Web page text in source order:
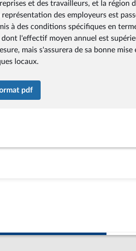
et des travailleurs, et la
des employeurs est
à des conditions spécifiques en
l'effectif moyen annuel est
mais s'assurera de sa bonne
locaux.
pdf